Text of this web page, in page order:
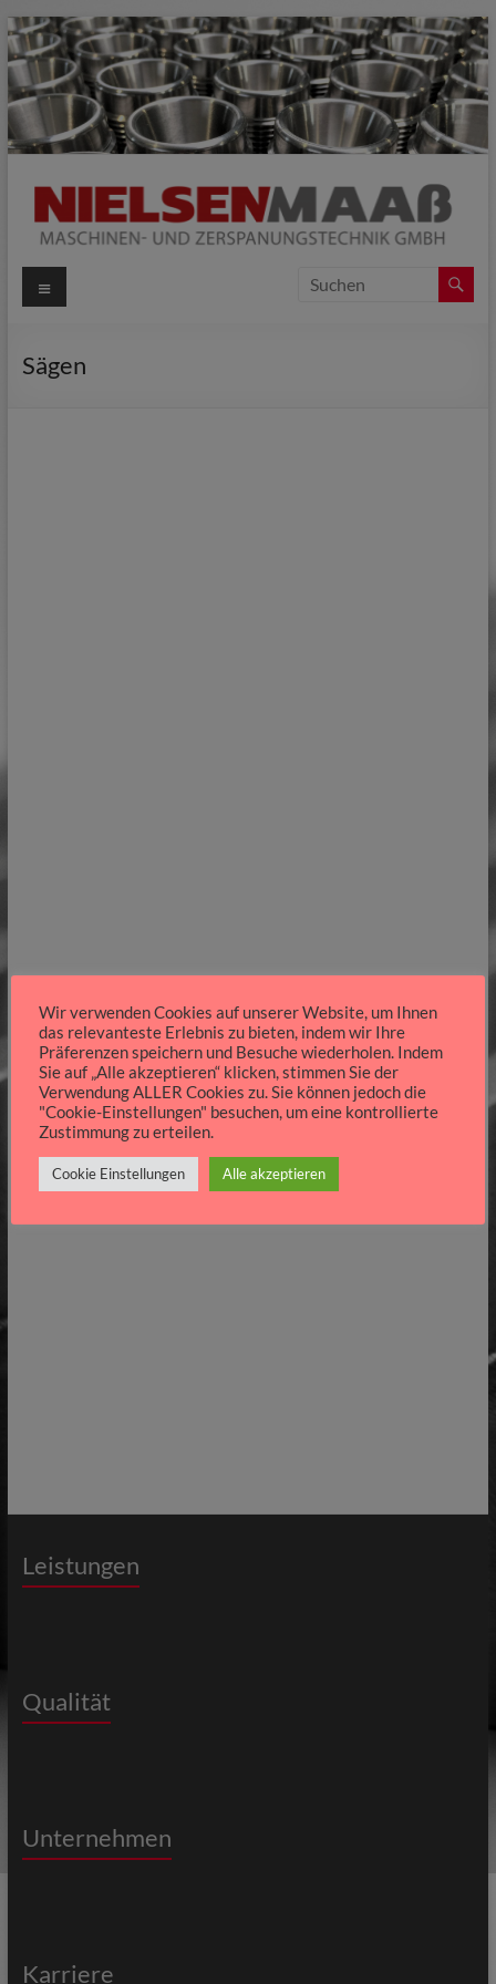
Nielsen / Maass
Sägen
Leistungen
Qualität
Unternehmen
Karriere
Wir verwenden Cookies auf unserer Website, um Ihnen
das relevanteste Erlebnis zu bieten, indem wir Ihre
Präferenzen speichern und Besuche wiederholen. Indem
Sie auf „Alle akzeptieren“ klicken, stimmen Sie der
Verwendung ALLER Cookies zu. Sie können jedoch die
"Cookie-Einstellungen" besuchen, um eine kontrollierte
Zustimmung zu erteilen.
Cookie Einstellungen Alle akzeptieren